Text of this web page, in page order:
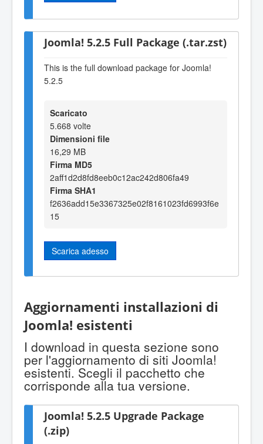
Joomla! 5.2.5 Full Package (.tar.zst)
This is the full download package for Joomla!
5.2.5
Scaricato
5.668 volte
Dimensioni file
16,29 MB
Firma MD5
2aff1d2d8fd8eeb0c12ac242d806fa49
Firma SHA1
f2636add15e3367325e02f8161023fd6993f6e
15
Scarica adesso
Aggiornamenti installazioni di
Joomla! esistenti
I download in questa sezione sono
per l'aggiornamento di siti Joomla!
esistenti. Scegli il pacchetto che
corrisponde alla tua versione.
Joomla! 5.2.5 Upgrade Package
(.zip)